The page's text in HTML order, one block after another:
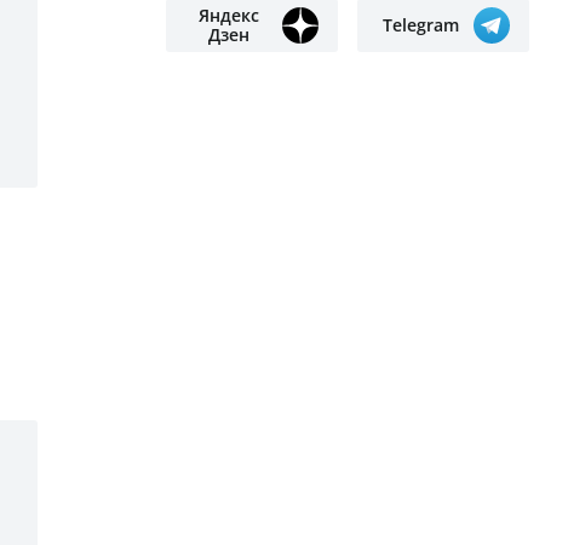
Яндекс
Дзен
Telegram